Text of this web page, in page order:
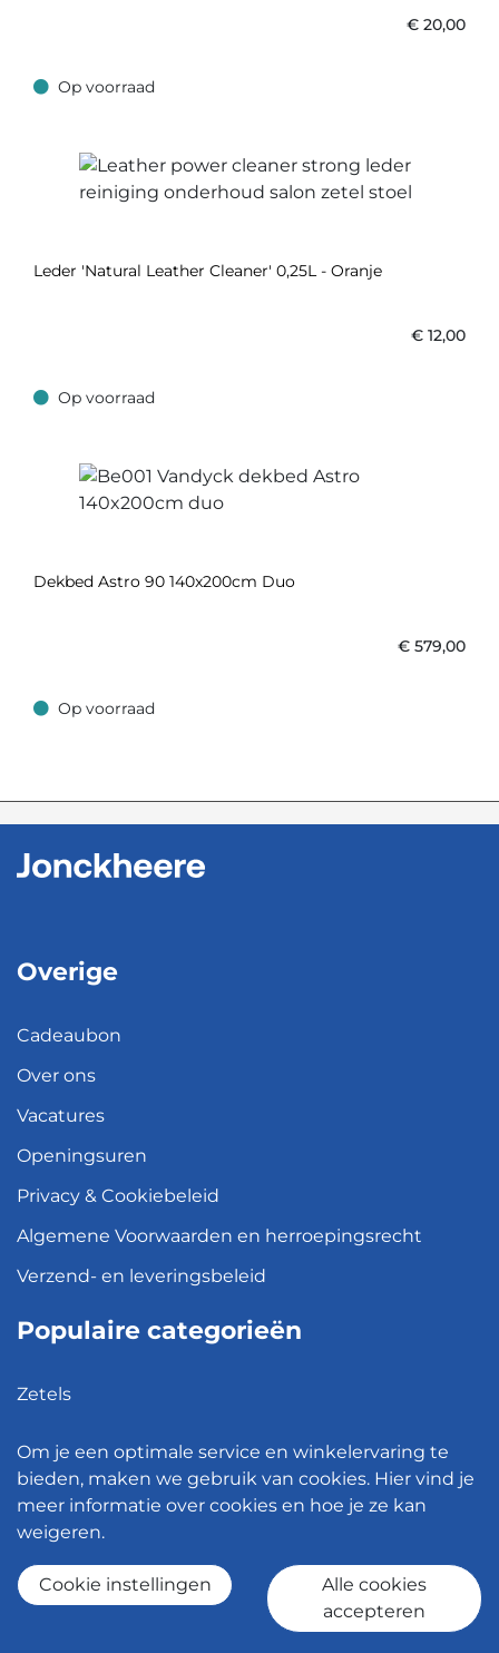
€ 20,00
Op voorraad
Op voorraad
Leder 'Natural Leather Cleaner' 0,25L - Oranje
€ 12,00
Op voorraad
Op voorraad
Dekbed Astro 90 140x200cm Duo
€ 579,00
Op voorraad
Op voorraad
Overige
Cadeaubon
Over ons
Vacatures
Openingsuren
Privacy & Cookiebeleid
Algemene Voorwaarden en herroepingsrecht
Verzend- en leveringsbeleid
Populaire categorieën
Zetels
Hanglampen
Bureaustoelen
© 2026 - Meubelen Jonckheere -
Om je een optimale service en winkelervaring te
bieden, maken we gebruik van cookies. Hier vind je
meer informatie over cookies en hoe je ze kan
weigeren.
Cookie instellingen
Alle cookies
accepteren